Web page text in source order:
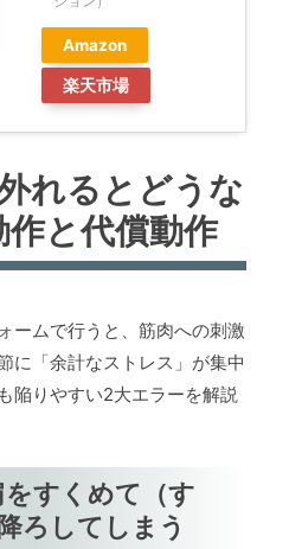
Amazon
楽天市場
れるとどうな
と代償動作
ームで行うと、筋肉への刺激
に「余計なストレス」が集中
陥りやすい2大エラーを解説
すくめて（す
ろしてしまう